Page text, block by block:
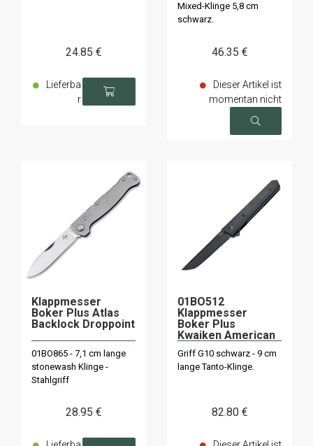
24.85 €
Lieferba
r
Mixed-Klinge 5,8 cm
schwarz.
46.35 €
Dieser Artikel ist
momentan nicht
verfügbar
Klappmesser
Boker Plus Atlas
Backlock Droppoint
01BO865 - 7,1 cm lange
stonewash Klinge -
Stahlgriff
28.95 €
01BO512
Klappmesser
Boker Plus
Kwaiken American
tanto
Griff G10 schwarz - 9 cm
lange Tanto-Klinge.
82.80 €